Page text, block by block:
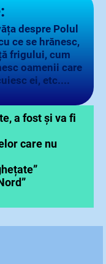
despre Polul
ce se hrănesc,
frigului, cum
oamenii care
ei, etc....
a fost și va fi
care nu